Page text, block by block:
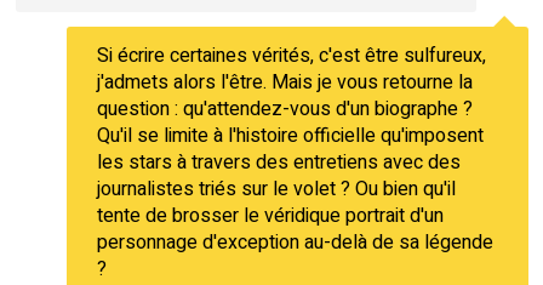
Si écrire certaines vérités, c'est être sulfureux,
j'admets alors l'être. Mais je vous retourne la
question : qu'attendez-vous d'un biographe ?
Qu'il se limite à l'histoire officielle qu'imposent
les stars à travers des entretiens avec des
journalistes triés sur le volet ? Ou bien qu'il
tente de brosser le véridique portrait d'un
personnage d'exception au-delà de sa légende
?